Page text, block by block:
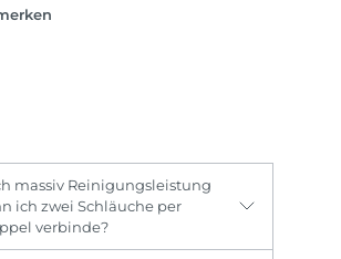
massiv Reinigungsleistung
ich zwei Schläuche per
verbinde?